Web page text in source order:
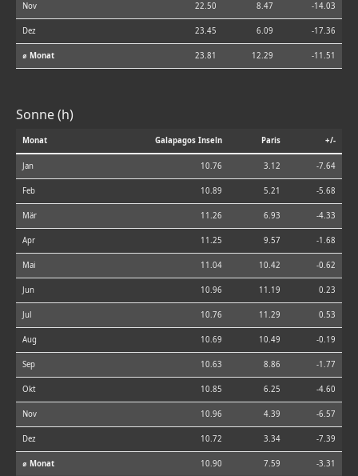
Nov 22.50 8.47 -14.03
Dez 23.45 6.09 -17.36
⌀ Monat 23.81 12.29 -11.51
Sonne (h)
Monat Galapagos Inseln Paris +/-
Jan 10.76 3.12 -7.64
Feb 10.89 5.21 -5.68
Mär 11.26 6.93 -4.33
Apr 11.25 9.57 -1.68
Mai 11.04 10.42 -0.62
Jun 10.96 11.19 0.23
Jul 10.76 11.29 0.53
Aug 10.69 10.49 -0.19
Sep 10.63 8.86 -1.77
Okt 10.85 6.25 -4.60
Nov 10.96 4.39 -6.57
Dez 10.72 3.34 -7.39
⌀ Monat 10.90 7.59 -3.31